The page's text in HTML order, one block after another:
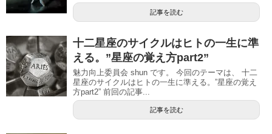
記事を読む
十二星座のサイクルはヒトの一生に準
える。”星座の覚え方part2”
魅力向上委員会 shun です。 今回のテーマは、 十二
星座のサイクルはヒトの一生に準える。”星座の覚え
方part2” 前回の記事...
記事を読む